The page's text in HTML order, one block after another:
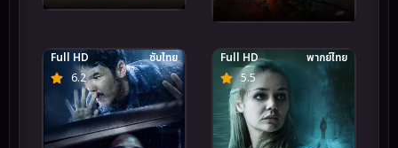
6.2
Full HD ซับไทย
5.5
Full HD พากย์ไทย